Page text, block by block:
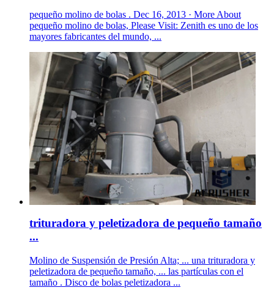
pequeño molino de bolas . Dec 16, 2013 · More About
pequeño molino de bolas, Please Visit: Zenith es uno de los
mayores fabricantes del mundo, ...
trituradora y peletizadora de pequeño tamaño
...
Molino de Suspensión de Presión Alta; ... una trituradora y
peletizadora de pequeño tamaño, ... las partículas con el
tamaño . Disco de bolas peletizadora ...